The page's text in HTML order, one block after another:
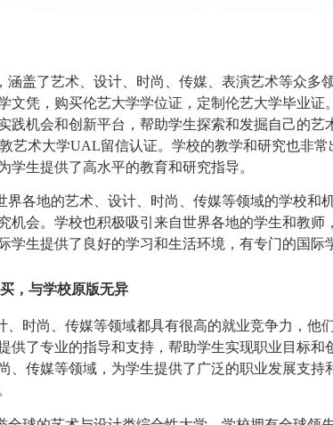
盖了艺术、设计、时尚、传媒、表演艺术等众多
文凭，购买伦艺大学学位证，定制伦艺大学毕业证
践机会和创新平台，帮助学生探索和发掘自己的艺
艺术大学UAL留信认证。学校的教学和研究也非
生提供了高水平的教育和研究指导。
各地的艺术、设计、时尚、传媒等领域的学校和
机会。学校也积极吸引来自世界各地的学生和教师
学生提供了良好的学习和生活环境，有专门的国际
，与学校原版无异
时尚、传媒等领域都具有很高的就业竞争力，他
供了专业的指导和支持，帮助学生实现职业目标和
、传媒等领域，为学生提供了广泛的职业发展支持